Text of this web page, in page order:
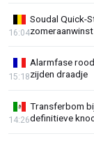
Soudal Quick-
16:04
Alarmfase
zijden draadje
15:18
Transferbom
definitieve
14:26